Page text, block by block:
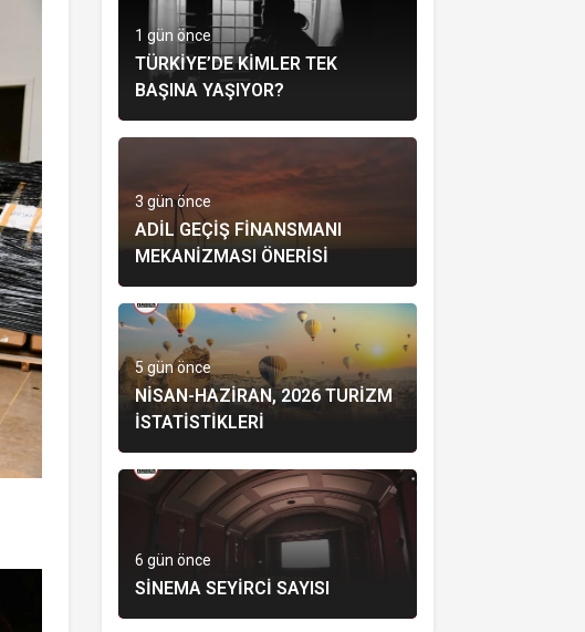
1 gün önce
TÜRKIYE’DE KIMLER TEK
BAŞINA YAŞIYOR?
3 gün önce
ADIL GEÇIŞ FINANSMANI
MEKANIZMASI ÖNERISI
5 gün önce
NISAN-HAZIRAN, 2026 TURIZM
İSTATISTIKLERI
6 gün önce
SINEMA SEYIRCI SAYISI